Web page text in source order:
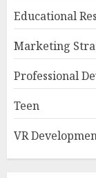
Educational
Marketing
Professional
Teen
VR